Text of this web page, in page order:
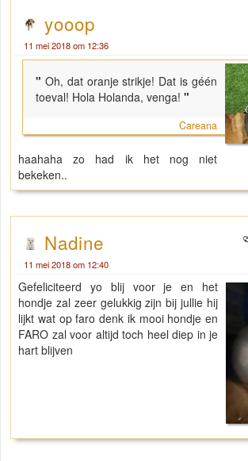
yooop
11 mei 2018 om 12:36
" Oh, dat oranje strikje! Dat is géén
toeval! Hola Holanda, venga! "
Careana
haahaha zo had ik het nog niet
bekeken..
Nadine
11 mei 2018 om 12:40
Gefeliciteerd yo blij voor je en het
hondje zal zeer gelukkig zijn bij jullie hij
lijkt wat op faro denk ik mooi hondje en
FARO zal voor altijd toch heel diep in je
hart blijven